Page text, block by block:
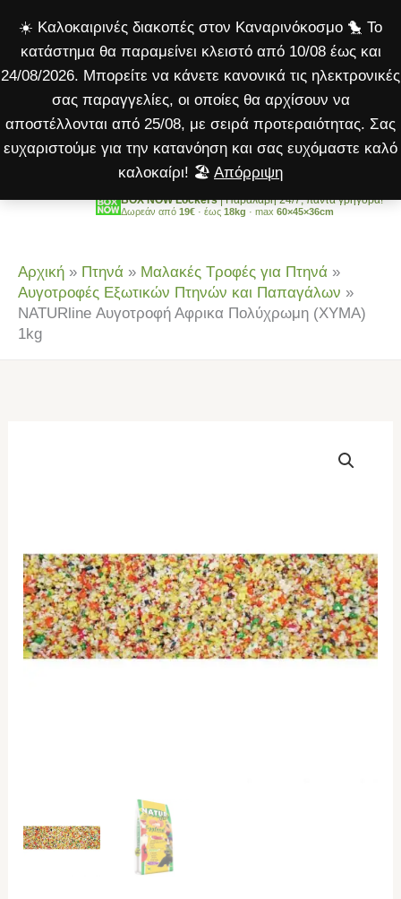
☀️ Καλοκαιρινές διακοπές στον Καναρινόκοσμο 🐤 Το
κατάστημα θα παραμείνει κλειστό από 10/08 έως και
24/08/2026. Μπορείτε να κάνετε κανονικά τις ηλεκτρονικές
σας παραγγελίες, οι οποίες θα αρχίσουν να
αποστέλλονται από 25/08, με σειρά προτεραιότητας. Σας
ευχαριστούμε για την κατανόηση και σας ευχόμαστε καλό
καλοκαίρι! 🏖️ Απόρριψη
στο
περιεχόμενο
BOX NOW Lockers| Παραλαβή 24/7, πάντα γρήγορα!
Δωρεάν από 19€ · έως 18kg · max 60×45×36cm
Αρχική » Πτηνά » Μαλακές Τροφές για Πτηνά »
Αυγοτροφές Εξωτικών Πτηνών και Παπαγάλων »
NATURline Αυγοτροφή Αφρικα Πολύχρωμη (ΧΥΜΑ)
1kg
1kg
ποσότητα
Πολύχρωμη
(ΧΥΜΑ)
1kg
ποσότητα